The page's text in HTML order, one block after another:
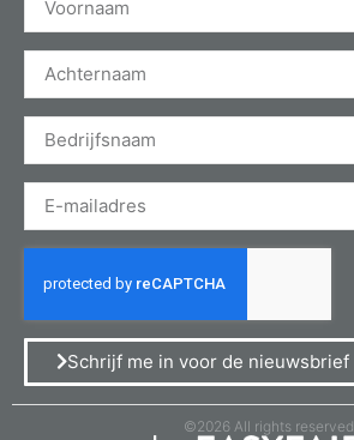
Schrijf me in voor de nieuwsbrief
©2026 All rights reserved